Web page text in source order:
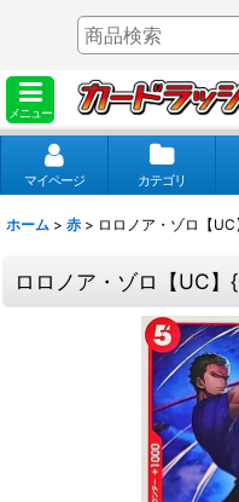
メニュー
マイページ カテゴリ
ホーム > 赤 > ロロノア・ゾロ【
ロロノア・ゾロ【UC】